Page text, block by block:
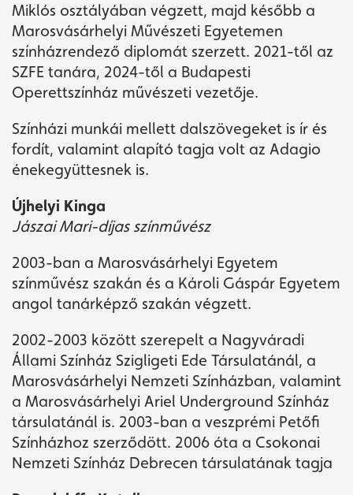
Miklós osztályában végzett, majd később a
Marosvásárhelyi Művészeti Egyetemen
színházrendező diplomát szerzett. 2021-től az
SZFE tanára, 2024-től a Budapesti
Operettszínház művészeti vezetője.
Színházi munkái mellett dalszövegeket is ír és
fordít, valamint alapító tagja volt az Adagio
énekegyüttesnek is.
Újhelyi Kinga
Jászai Mari-díjas színművész
2003-ban a Marosvásárhelyi Egyetem
színművész szakán és a Károli Gáspár Egyetem
angol tanárképző szakán végzett.
2002-2003 között szerepelt a Nagyváradi
Állami Színház Szigligeti Ede Társulatánál, a
Marosvásárhelyi Nemzeti Színházban, valamint
a Marosvásárhelyi Ariel Underground Színház
társulatánál is. 2003-ban a veszprémi Petőfi
Színházhoz szerződött. 2006 óta a Csokonai
Nemzeti Színház Debrecen társulatának tagja